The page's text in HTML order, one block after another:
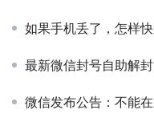
如果手机丢了，怎样
最新微信封号自助解
微信发布公告：不能